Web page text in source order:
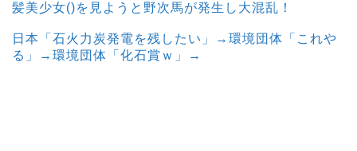
髪美少女()を見ようと野次馬が発生し大混乱！
日本「石火力炭発電を残したい」→環境団体「これや
る」→環境団体「化石賞ｗ」→